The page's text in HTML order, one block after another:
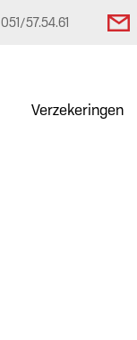
051/57.54.61
Verzekeringen